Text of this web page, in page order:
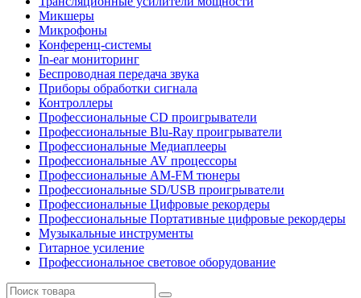
Микшеры
Микрофоны
Конференц-системы
In-ear мониторинг
Беспроводная передача звука
Приборы обработки сигнала
Контроллеры
Профессиональные СD проигрыватели
Профессиональные Blu-Ray проигрыватели
Профессиональные Медиаплееры
Профессиональные AV процессоры
Профессиональные AM-FM тюнеры
Профессиональные SD/USB проигрыватели
Профессиональные Цифровые рекордеры
Профессиональные Портативные цифровые рекордеры
Музыкальные инструменты
Гитарное усиление
Профессиональное световое оборудование